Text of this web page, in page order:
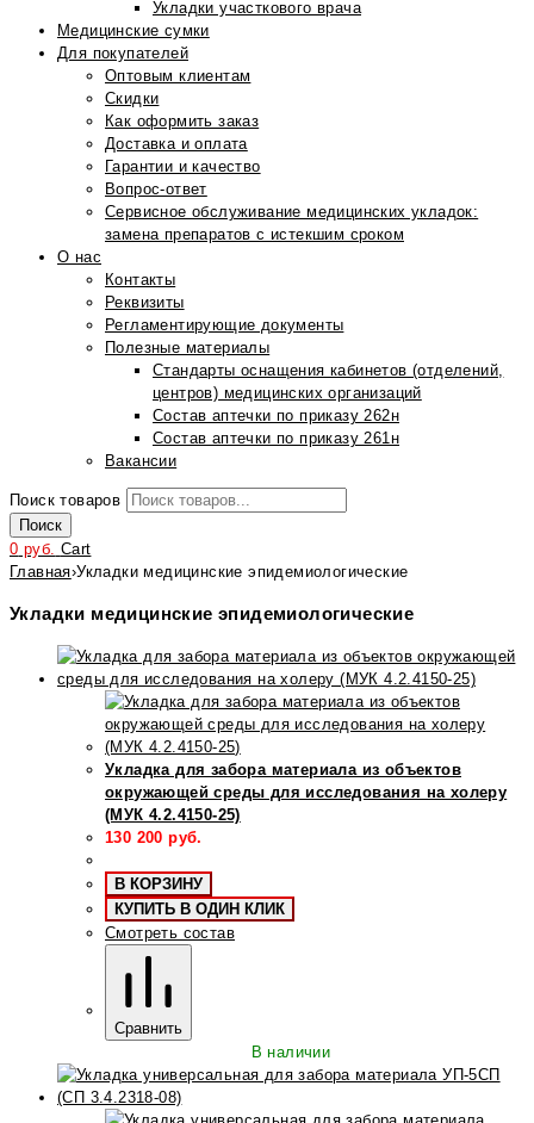
Укладки участкового врача
Медицинские сумки
Для покупателей
Оптовым клиентам
Скидки
Как оформить заказ
Доставка и оплата
Гарантии и качество
Вопрос-ответ
Сервисное обслуживание медицинских укладок:
замена препаратов с истекшим сроком
О нас
Контакты
Реквизиты
Регламентирующие документы
Полезные материалы
Стандарты оснащения кабинетов (отделений,
центров) медицинских организаций
Состав аптечки по приказу 262н
Состав аптечки по приказу 261н
Вакансии
Поиск товаров
Поиск
0 руб. Cart
Главная›Укладки медицинские эпидемиологические
Укладки медицинские эпидемиологические
Укладка для забора материала из объектов
окружающей среды для исследования на холеру
(МУК 4.2.4150-25)
130 200 руб.
В КОРЗИНУ
КУПИТЬ В ОДИН КЛИК
Смотреть состав
Сравнить
В наличии